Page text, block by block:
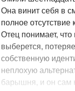
Она винит себя в
полное
Отец понимает, что
выберется,
собственную
неплохую
барышня, и он сам